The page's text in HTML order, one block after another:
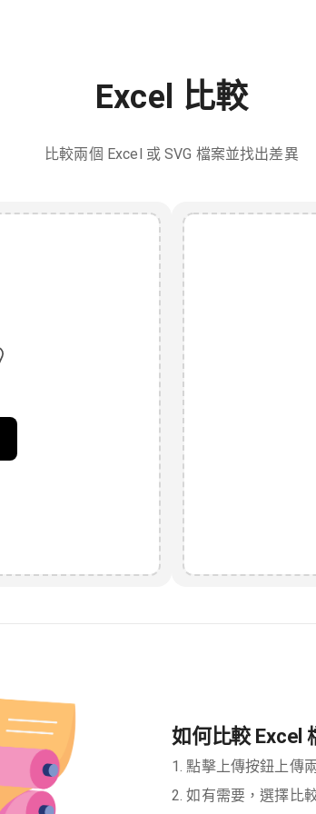
Excel 比較
比較兩個 Excel 或 SVG 檔案並找出差異
如何比較 Excel
1. 點擊上傳按鈕上傳
2. 如有需要，選擇比